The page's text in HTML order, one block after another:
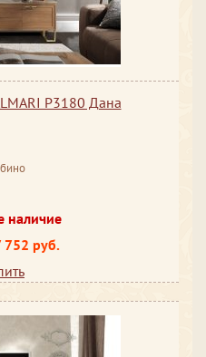
P3180 Дана
наличие
752 руб.